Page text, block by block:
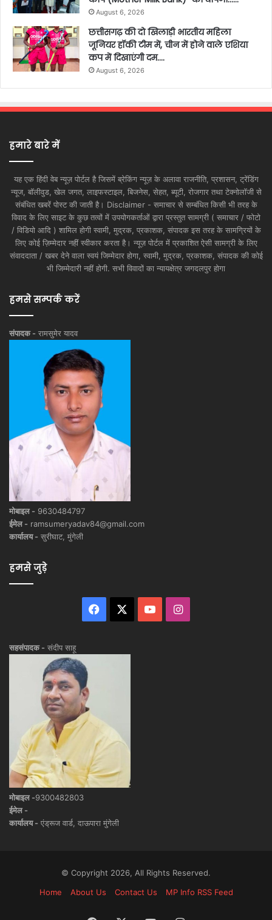
August 6, 2026
छत्तीसगढ़ की दो खिलाड़ी भारतीय महिला
जूनियर हॉकी टीम में, चीन में होने वाले एशिया
कप में दिखाएंगी दम….
August 6, 2026
हमारे बारे में
यह एक हिंदी वेब न्यूज़ पोर्टल है जिसमें ब्रेकिंग न्यूज़ के अलावा राजनीति, प्रशासन, ट्रेंडिंग
न्यूज, बॉलीवुड, खेल जगत, लाइफस्टाइल, बिजनेस, सेहत, ब्यूटी, रोजगार तथा टेक्नोलॉजी से
संबंधित खबरें पोस्ट की जाती है। Disclaimer - समाचार से सम्बंधित किसी भी तरह के
विवाद के लिए साइट के कुछ तत्वों में उपयोगकर्ताओं द्वारा प्रस्तुत सामग्री ( समाचार / फोटो
/ विडियो आदि ) शामिल होगी स्वामी, मुद्रक, प्रकाशक, संपादक इस तरह के सामग्रियों के
लिए कोई ज़िम्मेदार नहीं स्वीकार करता है। न्यूज़ पोर्टल में प्रकाशित ऐसी सामग्री के लिए
संवाददाता / खबर देने वाला स्वयं जिम्मेदार होगा, स्वामी, मुद्रक, प्रकाशक, संपादक की कोई
भी जिम्मेदारी नहीं होगी. सभी विवादों का न्यायक्षेत्र जगदलपुर होगा
हमसे सम्पर्क करें
संपादक - रामसुमेर यादव
मोबाइल - 9630484797
ईमेल - ramsumeryadav84@gmail.com
कार्यालय - सुरीघाट, मुंगेली
हमसे जुड़े
Facebook YouTubeInstagram
सहसंपादक - संदीप साहू
मोबाइल -9300482803
ईमेल -
कार्यालय - एंड्रूज वार्ड, दाऊपारा मुंगेली
© Copyright 2026, All Rights Reserved.
Home
About Us Contact Us MP Info RSS Feed